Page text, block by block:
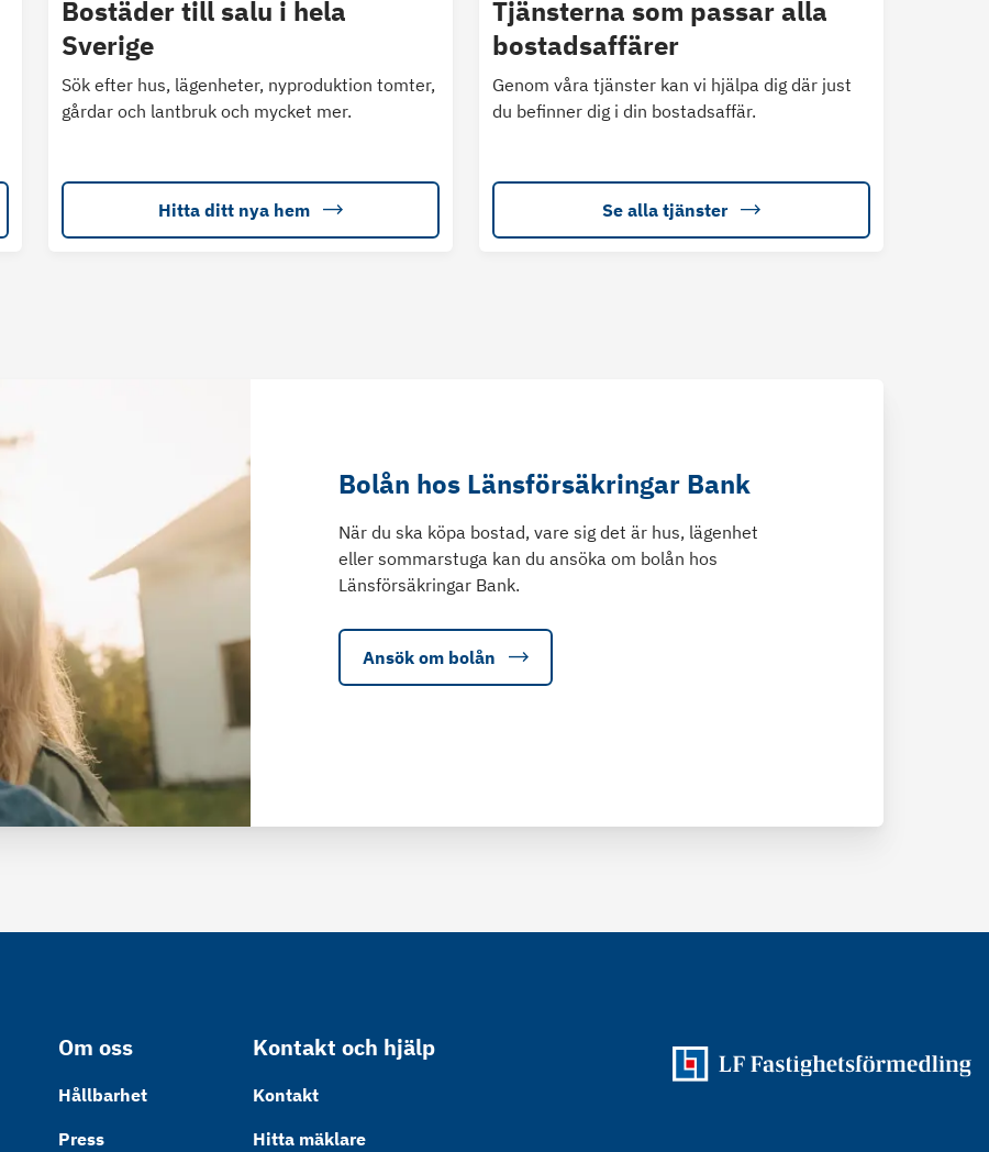
Bostäder till salu i hela
Sverige
Sök efter hus, lägenheter, nyproduktion tomter,
gårdar och lantbruk och mycket mer.
Hitta ditt nya hem
Tjänsterna som passar alla
bostadsaffärer
Genom våra tjänster kan vi hjälpa dig där just
du befinner dig i din bostadsaffär.
Se alla tjänster
Bolån hos Länsförsäkringar Bank
När du ska köpa bostad, vare sig det är hus, lägenhet
eller sommarstuga kan du ansöka om bolån hos
Länsförsäkringar Bank.
Ansök om bolån
Om oss
Hållbarhet
Press
Kontakt och hjälp
Kontakt
Hitta mäklare